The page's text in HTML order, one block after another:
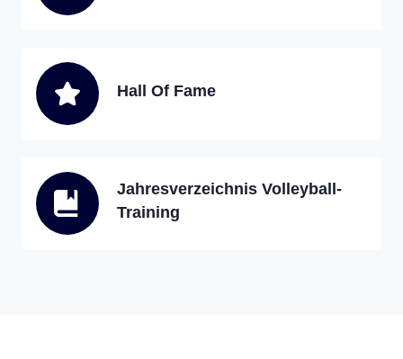
Hall Of Fame
Jahresverzeichnis Volleyball-
Training